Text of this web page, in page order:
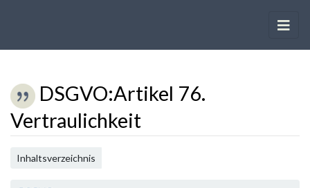
DSGVO:Artikel 76.
Vertraulichkeit
Wechseln zu:Navigation
Inhaltsverzeichnis